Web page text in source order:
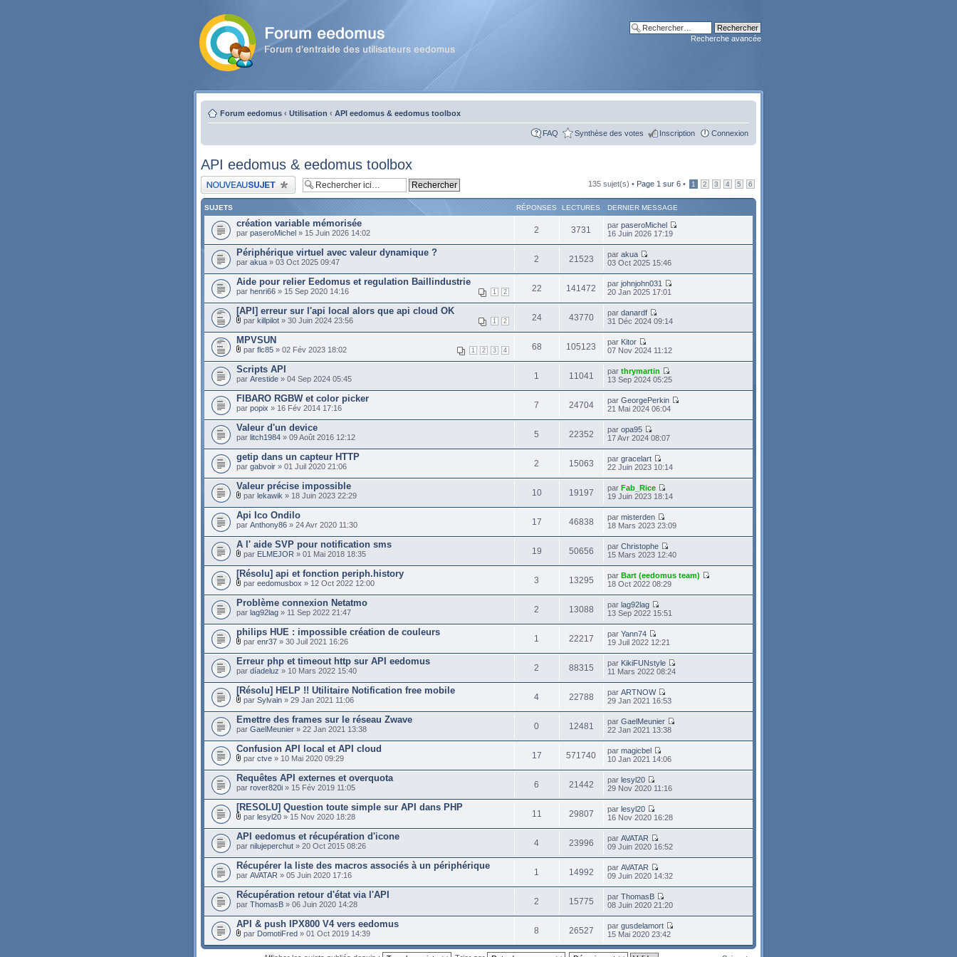
Recherche avancée
Forum eedomus ‹ Utilisation ‹ API eedomus & eedomus toolbox
FAQ Synthèse des votes Inscription Connexion
API eedomus & eedomus toolbox
Publier un nouveau sujet 135 sujet(s) • Page 1 sur 6 • 1 2 3 4 5 6
SUJETS RÉPONSES LECTURES DERNIER MESSAGE
création variable mémorisée
par paseroMichel » 15 Juin 2026 14:02 2 3731 parpaseroMichel
16 Juin 2026 17:19
Périphérique virtuel avec valeur dynamique ?
par akua » 03 Oct 2025 09:47 2 21523 parakua
03 Oct 2025 15:46
Aide pour relier Eedomus et regulation Baillindustrie
1 2
par henri66 » 15 Sep 2020 14:16 22 141472 parjohnjohn031
20 Jan 2025 17:01
[API] erreur sur l'api local alors que api cloud OK
1 2
par killpilot » 30 Juin 2024 23:56 24 43770 pardanardf
31 Déc 2024 09:14
MPVSUN
1 2 3 4
par flc85 » 02 Fév 2023 18:02 68 105123 par Kitor
07 Nov 2024 11:12
Scripts API
par Arestide » 04 Sep 2024 05:45 1 11041 parthrymartin
13 Sep 2024 05:25
FIBARO RGBW et color picker
par popix » 16 Fév 2014 17:16 7 24704 parGeorgePerkin
21 Mai 2024 06:04
Valeur d'un device
par litch1984 » 09 Août 2016 12:12 5 22352 paropa95
17 Avr 2024 08:07
getip dans un capteur HTTP
par gabvoir » 01 Juil 2020 21:06 2 15063 pargracelart
22 Juin 2023 10:14
Valeur précise impossible
par lekawik » 18 Juin 2023 22:29 10 19197 parFab_Rice
19 Juin 2023 18:14
Api Ico Ondilo
par Anthony86 » 24 Avr 2020 11:30 17 46838 parmisterden
18 Mars 2023 23:09
A l' aide SVP pour notification sms
par ELMEJOR » 01 Mai 2018 18:35 19 50656 parChristophe
15 Mars 2023 12:40
[Résolu] api et fonction periph.history
par eedomusbox » 12 Oct 2022 12:00 3 13295 parBart (eedomus team)
18 Oct 2022 08:29
Problème connexion Netatmo
par lag92lag » 11 Sep 2022 21:47 2 13088 parlag92lag
13 Sep 2022 15:51
philips HUE : impossible création de couleurs
par enr37 » 30 Juil 2021 16:26 1 22217 parYann74
19 Juil 2022 12:21
Erreur php et timeout http sur API eedomus
par díadeluz » 10 Mars 2022 15:40 2 88315 par KikiFUNstyle
11 Mars 2022 08:24
[Résolu] HELP !! Utilitaire Notification free mobile
par Sylvain » 29 Jan 2021 11:06 4 22788 parARTNOW
29 Jan 2021 16:53
Emettre des frames sur le réseau Zwave
par GaelMeunier » 22 Jan 2021 13:38 0 12481 parGaelMeunier
22 Jan 2021 13:38
Confusion API local et API cloud
par ctve » 10 Mai 2020 09:29 17 571740 parmagicbel
10 Jan 2021 14:06
Requêtes API externes et overquota
par rover820i » 15 Fév 2019 11:05 6 21442 parlesyl20
29 Nov 2020 11:16
[RESOLU] Question toute simple sur API dans PHP
par lesyl20 » 15 Nov 2020 18:28 11 29807 parlesyl20
16 Nov 2020 16:28
API eedomus et récupération d'icone
par nilujeperchut » 20 Oct 2015 08:26 4 23996 parAVATAR
09 Juin 2020 16:52
Récupérer la liste des macros associés à un périphérique
par AVATAR » 05 Juin 2020 17:16 1 14992 parAVATAR
09 Juin 2020 14:32
Récupération retour d'état via l'API
par ThomasB » 06 Juin 2020 14:28 2 15775 parThomasB
08 Juin 2020 21:20
API & push IPX800 V4 vers eedomus
par DomotiFred » 01 Oct 2019 14:39 8 26527 pargusdelamort
15 Mai 2020 23:42